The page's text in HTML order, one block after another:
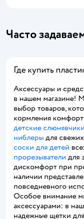
Часто
Где купить
Аксессуары и
в нашем магазине!
выбор товаров,
кормления
детские слюнявчики
ниблеры для
соски для детей
прорезыватели для
дискомфорт при
наличии
повседневного
Особое внимание
аксессуарами: в
надежные щетки